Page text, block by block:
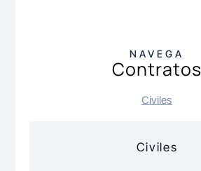
NAVEGA
Contratos
Civiles
Civiles